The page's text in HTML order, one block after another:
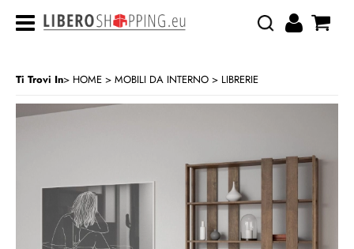
CATEGORIA:
Ti Trovi In HOME MOBILI DA INTERNO LIBRERIE